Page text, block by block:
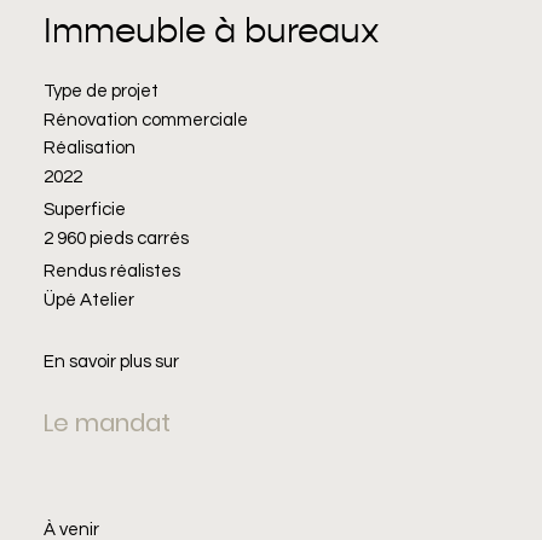
Immeuble à bureaux
Type de projet
Rénovation commerciale
Réalisation
2022
Superficie
2 960 pieds carrés
Rendus réalistes
Üpé Atelier
En savoir plus sur
Le mandat
À venir